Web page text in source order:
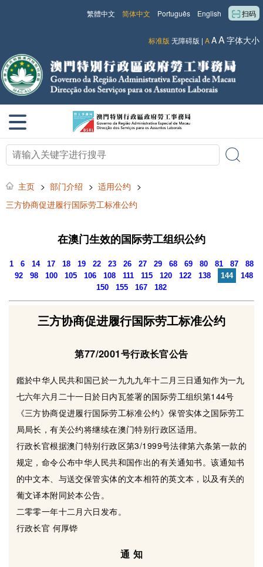
扫码
English
Português
简体中文
繁體中文
标准版 无障碍版 | AAA字体大小
主页 > 部门介绍 > 适用公约 >
三方协商促进履行国际劳工标准公约
在澳门生效的国际劳工组织公约
1 6 14 17 18 19 22 23 26 27 29 68 69 80 81 87
88
92
98 100 105 106 108 111 115 120 122 138 144
148
150
155 167 182
三方协商促进履行国际劳工标准公约
第77/2001号行政长官公告
鑑於中华人民共和国已於一九九九年十二月三日通知作为一九
七六年六月二十一日於日内瓦签署的国际劳工组织第144号
《三方协商促进履行国际劳工标准公约》保管实体之国际劳工
局局长，有关公约将继续在澳门特别行政区适用。
行政长官根据澳门特别行政区第3/1999号法律第六条第一款的
规定，命令公布中华人民共和国作出的有关通知书。该通知书
的中文本、与送交保管实体的文本相符的英文本，以及有关的
葡文译本附同於本公告。
二零零一年十二月六日发布。
行政长官 何厚铧
通 知